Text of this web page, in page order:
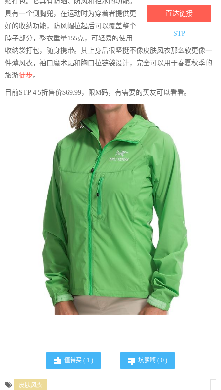
直达链接
STP
具有一个侧胸兜，在运动时为穿着者提供更
好的收纳功能，防风帽拉起后可以覆盖整个
脖子部分，整衣重量155克，可轻易的使用
收纳袋打包，随身携带。其上身后很坚挺不像皮肤风衣那么软更像一
件薄风衣，袖口魔术贴和胸口拉链袋设计，完全可以用于春夏秋季的
旅游徒步。
目前STP 4.5折售价$69.99，限M码，有需要的买友可以看看。
值得买 ( 1 ) 坑爹啊 ( 0)
皮肤风衣